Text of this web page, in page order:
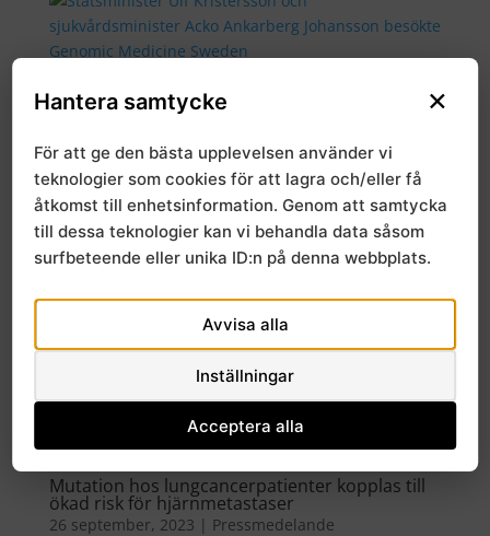
Statsminister Ulf Kristersson och
besökte Genomic Medicine Sweden
1 november, 2023| Pressmedelande
Barncancer, bred gensekvensering som en del av
individanpassad vård och behandling och
tillgängliggörande av data var några av de frågor
Genomic Medicine Sweden den 1...
Mutation hos lungcancerpatienter kopplas till
ökad risk för hjärnmetastaser
26 september, 2023 | Pressmedelande
×
Hantera samtycke
För att ge den bästa upplevelsen använder vi
teknologier som cookies för att lagra och/eller få
åtkomst till enhetsinformation. Genom att samtycka
till dessa teknologier kan vi behandla data såsom
surfbeteende eller unika ID:n på denna webbplats.
Avvisa alla
Inställningar
Acceptera alla